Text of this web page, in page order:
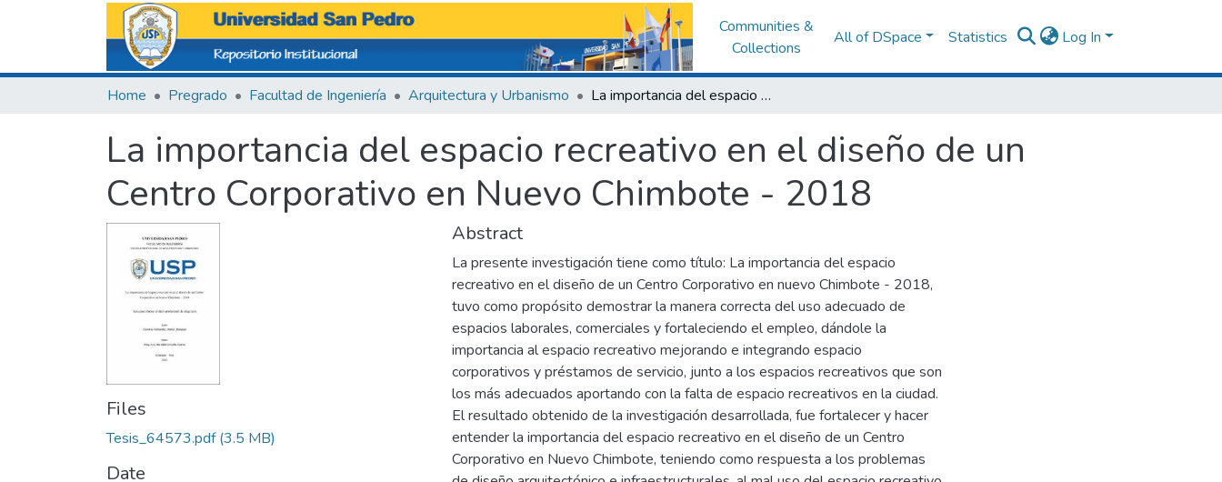
Communities &
Collections
All of DSpace Statistics Log In
Home Pregrado Facultad de Ingeniería Arquitectura y Urbanismo La importancia del espacio recreativo en el diseño de un Centro Corporativo en Nuevo Chimbote - 2018
La importancia del espacio recreativo en el diseño de un
Centro Corporativo en Nuevo Chimbote - 2018
Files
Tesis_64573.pdf(3.5 MB)
Date
Abstract
La presente investigación tiene como título: La importancia del espacio
recreativo en el diseño de un Centro Corporativo en nuevo Chimbote - 2018,
tuvo como propósito demostrar la manera correcta del uso adecuado de
espacios laborales, comerciales y fortaleciendo el empleo, dándole la
importancia al espacio recreativo mejorando e integrando espacio
corporativos y préstamos de servicio, junto a los espacios recreativos que son
los más adecuados aportando con la falta de espacio recreativos en la ciudad.
El resultado obtenido de la investigación desarrollada, fue fortalecer y hacer
entender la importancia del espacio recreativo en el diseño de un Centro
Corporativo en Nuevo Chimbote, teniendo como respuesta a los problemas